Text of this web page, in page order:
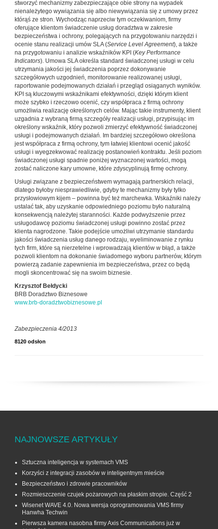
stworzyć mechanizmy zabezpieczające obie strony na wypadek
nienależytego wywiązania się albo niewywiązania się z umowy przez
którąś ze stron. Wychodząc naprzeciw tym oczekiwaniom, firmy
oferujące klientom świadczenie usług doradztwa w zakresie
bezpieczeństwa i ochrony, polegających na przygotowaniu narzędzi i
ocenie stanu realizacji umów SLA (Service Level Agreement), a także
na przygotowaniu i analizie wskaźników KPI (Key Performance
Indicators). Umowa SLA określa standard świadczonej usługi w celu
utrzymania jakości jej świadczenia poprzez dokonywanie
szczegółowych uzgodnień, monitorowanie realizowanej usługi,
raportowanie podejmowanych działań i przegląd osiąganych wyników.
KPI są kluczowymi wskaźnikami efektywności, dzięki którym klient
może szybko i rzeczowo ocenić, czy współpraca z firmą ochrony
umożliwia realizację określonych celów. Mając takie instrumenty, klient
uzgadnia z wybraną firmą szczegóły realizacji usługi, przypisując im
określony wskaźnik, który pozwoli zmierzyć efektywność świadczonej
usługi i podejmowanych działań. Im bardziej szczegółowo określona
jest współpraca z firmą ochrony, tym łatwiej klientowi ocenić jakość
usługi i wyegzekwować realizację postanowień kontraktu. Jeśli poziom
świadczonej usługi spadnie poniżej wyznaczonej wartości, mogą
zostać naliczone kary umowne, które zdyscyplinują firmę ochrony.
Usługi związane z bezpieczeństwem wymagają partnerskich relacji,
dlatego byłoby niesprawiedliwie, gdyby te mechanizmy były tylko
przysłowiowym kijem – powinna być też marchewka. Wskaźniki należy
ustalać tak, aby uzyskanie odpowiedniego poziomu było naturalną
konsekwencją należytej staranności. Każde podwyższenie przez
usługodawcę poziomu świadczonej usługi powinno zostać przez
klienta nagrodzone. Takie podejście umożliwi utrzymanie standardu
jakości świadczenia usług danego rodzaju, wyeliminowanie z rynku
tych firm, które są nierzetelne i wprowadzają klientów w błąd, a także
pozwoli klientom na dokonanie świadomego wyboru partnerów, którym
powierzą zadanie zapewnienia im bezpieczeństwa, przez co będą
mogli skoncentrować się na swoim biznesie.
Krzysztof Bełdycki
BRB Doradztwo Biznesowe
www.brb-doradztwobiznesowe.pl
Zabezpieczenia 4/2013
8120 odsłon
NAJNOWSZE ARTYKUŁY
Sztuczna inteligencja w systemach VMS
Korzyści z integracji zasobów w inteligentnym mieście
Bezpieczeństwo i zdrowie pracowników
Rozmieszczenie czujek pożarowych na płaskim stropie. Część 2
Wisenet WAVE 4.0. Nowa wersja oprogramowania VMS firmy
Hanwha Techwin
Pierwsza kamera nasobna firmy Axis Communications już w